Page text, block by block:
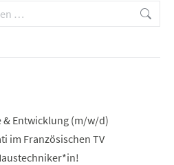
& Entwicklung (m/w/d)
im Französischen TV